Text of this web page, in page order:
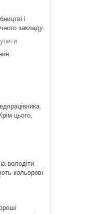
і
закладу.
цього,
володіти
кольорові